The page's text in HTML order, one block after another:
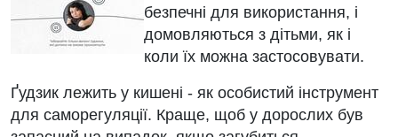
безпечні для використання, і
домовляються з дітьми, як і
коли їх можна застосовувати.
Ґудзик лежить у кишені - як особистий інструмент
для саморегуляції. Краще, щоб у дорослих був